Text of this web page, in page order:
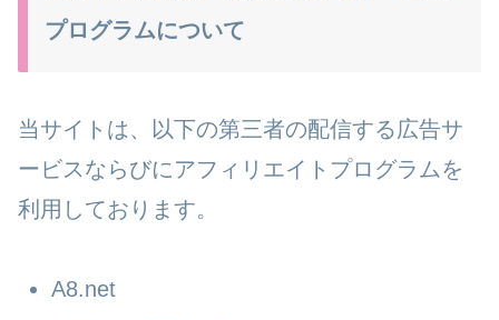
プログラムについて
当サイトは、以下の第三者の配信する広告サ
ービスならびにアフィリエイトプログラムを
利用しております。
A8.net